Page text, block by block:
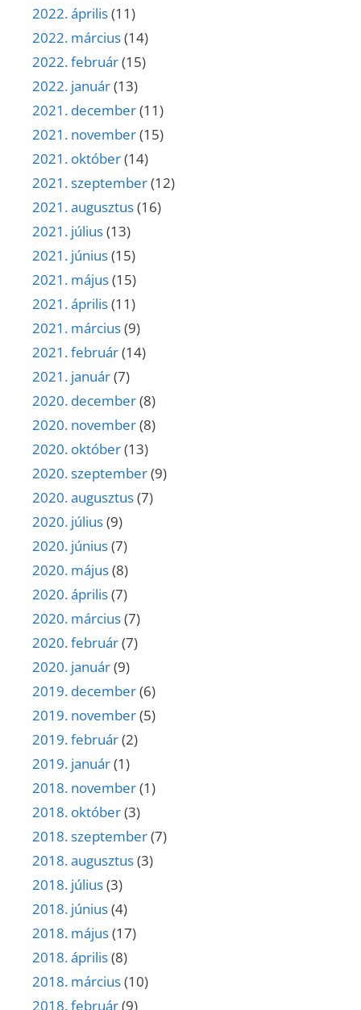
2022. április(11)
2022. március(14)
2022. február(15)
2022. január(13)
2021. december(11)
2021. november(15)
2021. október(14)
2021. szeptember(12)
2021. augusztus(16)
2021. július(13)
2021. június(15)
2021. május(15)
2021. április(11)
2021. március(9)
2021. február(14)
2021. január(7)
2020. december(8)
2020. november(8)
2020. október(13)
2020. szeptember(9)
2020. augusztus(7)
2020. július(9)
2020. június(7)
2020. május(8)
2020. április(7)
2020. március(7)
2020. február(7)
2020. január(9)
2019. december(6)
2019. november(5)
2019. február(2)
2019. január(1)
2018. november(1)
2018. október(3)
2018. szeptember(7)
2018. augusztus(3)
2018. július(3)
2018. június(4)
2018. május(17)
2018. április(8)
2018. március(10)
2018. február(9)